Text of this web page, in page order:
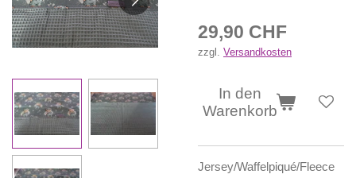
29,90 CHF
zzgl. Versandkosten
In den
Warenkorb
Jersey/Waffelpiqué/Fleece